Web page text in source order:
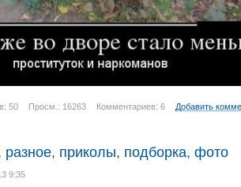
50 Просм.: 16263 Комментариев: 6 Добавить
разное, приколы, подборка, фото
9:35